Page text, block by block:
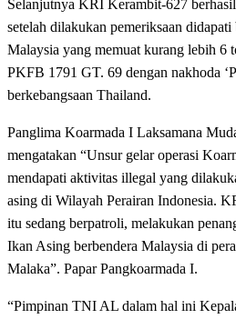
Selanjutnya KRI Kerambit-627
setelah dilakukan pemeriksaan
Malaysia yang memuat kurang lebih 6
PKFB 1791 GT. 69 dengan nakhoda
berkebangsaan Thailand.
Panglima Koarmada I Laksamana
mengatakan “Unsur gelar operasi
mendapati aktivitas illegal yang
asing di Wilayah Perairan Indonesia.
itu sedang berpatroli, melakukan
Ikan Asing berbendera Malaysia di
Malaka”. Papar Pangkoarmada I.
“Pimpinan TNI AL dalam hal ini